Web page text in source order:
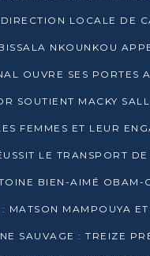
SOUTIENT MACKY SALL